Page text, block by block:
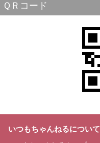
ＱＲコード
いつもちゃんねるについて